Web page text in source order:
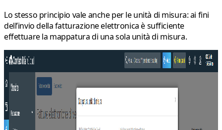
Lo stesso principio vale anche per leunità di misura: ai fini
dell’invio della fatturazione elettronica è sufficiente
effettuare la mappatura di una sola unità di misura.